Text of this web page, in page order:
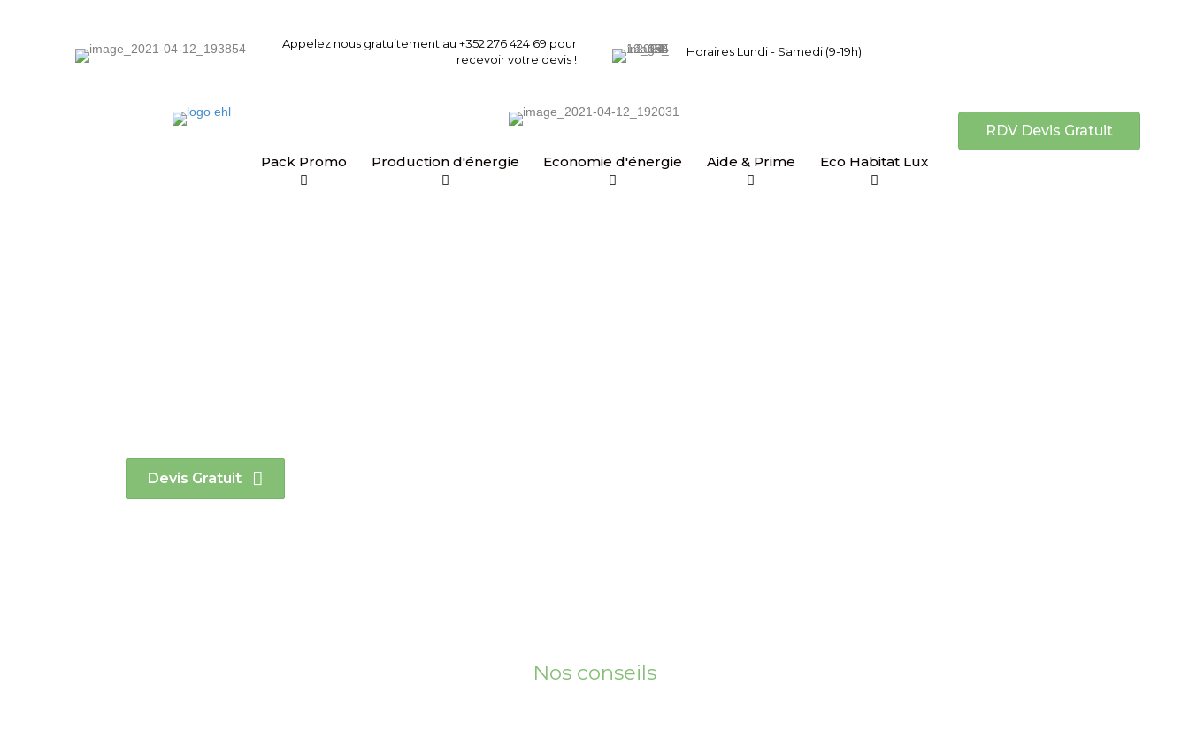
Appelez nous gratuitement au+352 276 424 69 pour
recevoir votre devis !
Horaires Lundi - Samedi (9-19h)
Pack Promo Production d'énergie Economie d'énergie Aide & Prime Eco Habitat Lux
RDV Devis Gratuit
Devis Gratuit
Nos conseils